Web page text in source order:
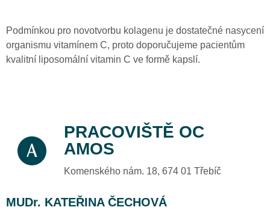
Podmínkou pro novotvorbu kolagenu je dostatečné nasycení
organismu vitamínem C, proto doporučujeme pacientům
kvalitní liposomální vitamin C ve formě kapslí.
PRACOVIŠTĚ OC
AMOS
Komenského nám. 18, 674 01 Třebíč
MUDr. KATEŘINA ČECHOVÁ